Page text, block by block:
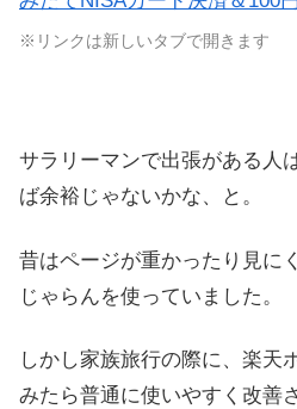
※リンクは新しいタブで開きます
サラリーマンで出張がある人
ば余裕じゃないかな、と。
昔はページが重かったり見に
じゃらんを使っていました。
しかし家族旅行の際に、楽天
みたら普通に使いやすく改善